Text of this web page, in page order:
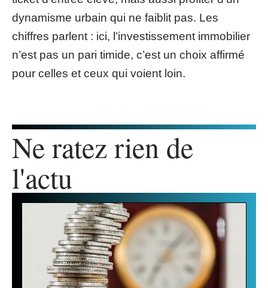
dynamisme urbain qui ne faiblit pas. Les
chiffres parlent : ici, l’investissement immobilier
n’est pas un pari timide, c’est un choix affirmé
pour celles et ceux qui voient loin.
Ne ratez rien de
l'actu